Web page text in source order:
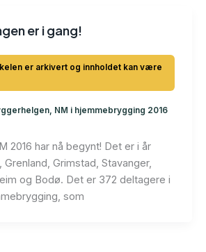
er i gang!
, NM i hjemmebrygging 2016
2016 har nå begynt! Det er i år
Grenland, Grimstad, Stavanger,
og Bodø. Det er 372 deltagere i
som